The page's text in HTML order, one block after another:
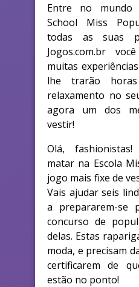
Entre no mundo
School Miss
todas as suas
Jogos.com.br
muitas
lhe trarão
relaxamento no
agora um dos
vestir!
Olá,
matar na Escola
jogo mais fixe de
Vais ajudar seis
a prepararem-se
concurso de
delas. Estas
moda, e precisam
certificarem de
estão no ponto!